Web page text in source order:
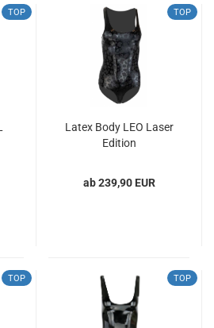
TOP TOP
Latex Body LEO Laser
Edition
ab 239,90 EUR
TOP TOP